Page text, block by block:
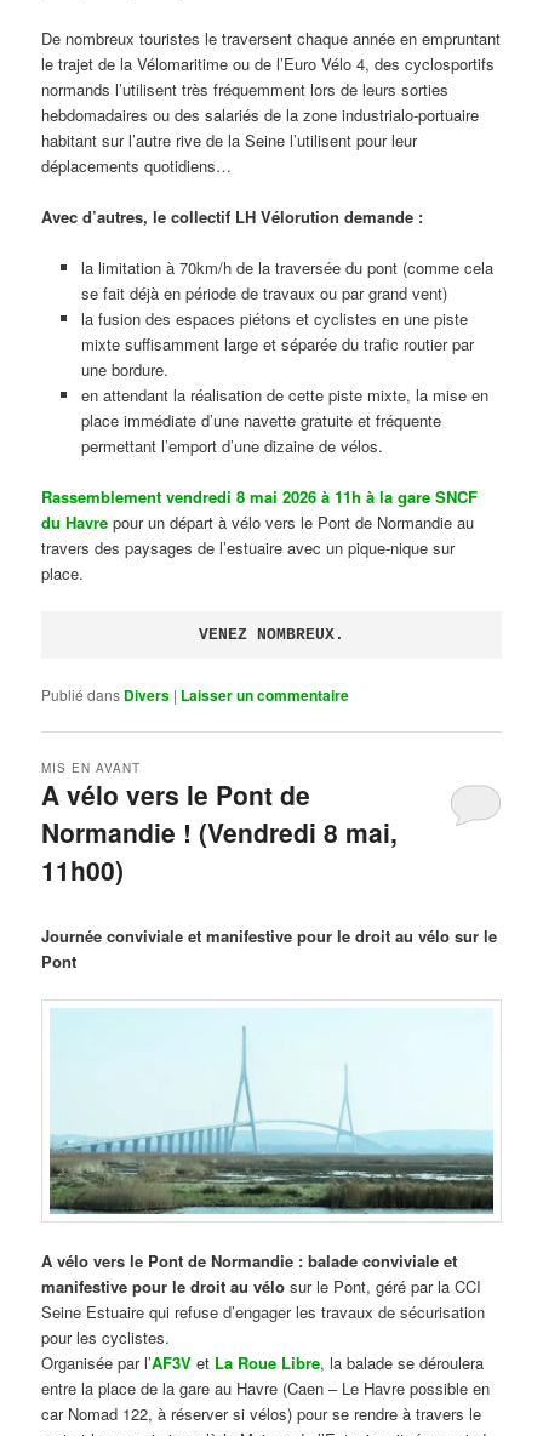
De nombreux touristes le traversent chaque année en empruntant
le trajet de la Vélomaritime ou de l’Euro Vélo 4, des cyclosportifs
normands l’utilisent très fréquemment lors de leurs sorties
hebdomadaires ou des salariés de la zone industrialo-portuaire
habitant sur l’autre rive de la Seine l’utilisent pour leur
déplacements quotidiens…
Avec d’autres, le collectif LH Vélorution demande :
la limitation à 70km/h de la traversée du pont (comme cela
se fait déjà en période de travaux ou par grand vent)
la fusion des espaces piétons et cyclistes en une piste
mixte suffisamment large et séparée du trafic routier par
une bordure.
en attendant la réalisation de cette piste mixte, la mise en
place immédiate d’une navette gratuite et fréquente
permettant l’emport d’une dizaine de vélos.
Rassemblement vendredi 8 mai 2026 à 11h à la gare SNCF
du Havre pour un départ à vélo vers le Pont de Normandie au
travers des paysages de l’estuaire avec un pique-nique sur
place.
VENEZ NOMBREUX.
Publié dans Divers | Laisser un commentaire
A vélo vers le Pont de
Normandie ! (Vendredi 8 mai,
11h00)
MIS EN AVANT
Journée conviviale et manifestive pour le droit au vélo sur le
Pont
A vélo vers le Pont de Normandie : balade conviviale et
manifestive pour le droit au vélo sur le Pont, géré par la CCI
Seine Estuaire qui refuse d’engager les travaux de sécurisation
pour les cyclistes.
Organisée par l’AF3V et La Roue Libre, la balade se déroulera
entre la place de la gare au Havre (Caen – Le Havre possible en
car Nomad 122, à réserver si vélos) pour se rendre à travers le